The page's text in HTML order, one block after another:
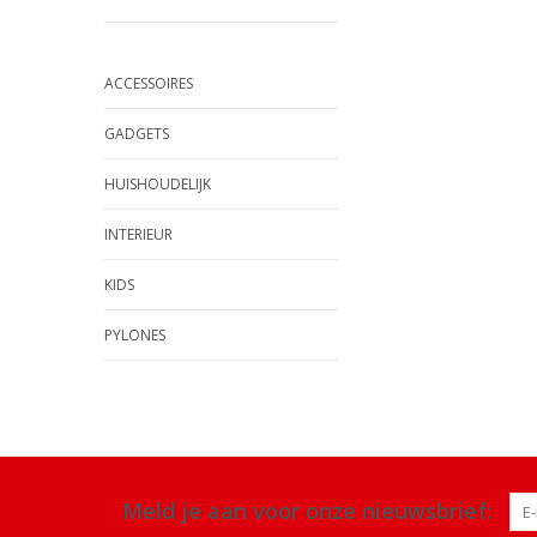
ACCESSOIRES
GADGETS
HUISHOUDELIJK
INTERIEUR
KIDS
PYLONES
Meld je aan voor onze nieuwsbrief: